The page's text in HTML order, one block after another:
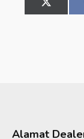
Share
on
X
Alamat